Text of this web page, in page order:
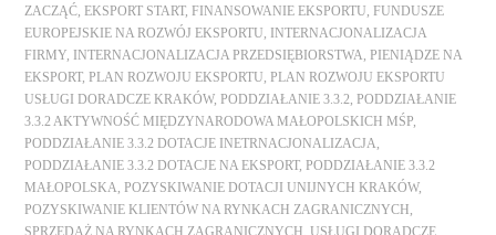
ZACZĄĆ ,EKSPORT START,FINANSOWANIE EKSPORTU ,FUNDUSZE
EUROPEJSKIE NA ROZWÓJ EKSPORTU
INTERNACJONALIZACJA
FIRMY
INTERNACJONALIZACJA PRZEDSIĘBIORSTWA ,PIENIĄDZE NA
EKSPORT,PLAN ROZWOJU EKSPORTU ,PLAN ROZWOJU EKSPORTU
USŁUGI DORADCZE KRAKÓW,PODDZIAŁANIE 3.3.2 ,PODDZIAŁANIE
3.3.2 AKTYWNOŚĆ MIĘDZYNARODOWA MAŁOPOLSKICH MŚP
PODDZIAŁANIE 3.3.2 DOTACJE INETRNACJONALIZACJA
PODDZIAŁANIE 3.3.2 DOTACJE NA EKSPORT,PODDZIAŁANIE 3.3.2
MAŁOPOLSKA ,POZYSKIWANIE DOTACJI UNIJNYCH KRAKÓW,
POZYSKIWANIE KLIENTÓW NA RYNKACH ZAGRANICZNYCH
SPRZEDAŻ NA RYNKACH ZAGRANICZNYCH ,USŁUGI DORADCZE